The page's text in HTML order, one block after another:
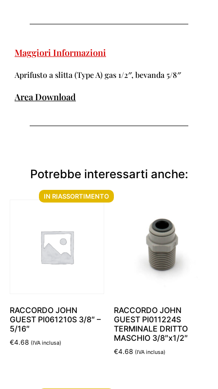
Maggiori Informazioni
Aprifusto a slitta (Type A) gas 1/2″, bevanda 5/8″
Area Download
Potrebbe interessarti anche:
IN RIASSORTIMENTO
RACCORDO JOHN
GUEST PI061210S 3/8″ –
5/16″
€4.68 (IVA inclusa)
RACCORDO JOHN
GUEST PI011224S
TERMINALE DRITTO
MASCHIO 3/8″x1/2″
€4.68 (IVA inclusa)